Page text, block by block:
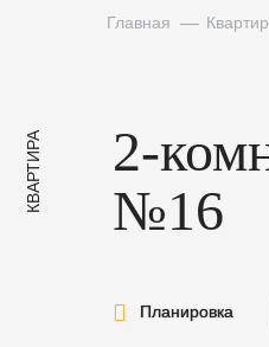
Главная
КВАРТИРА
2-
№16
Планировка